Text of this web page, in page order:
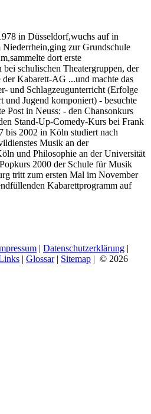
in Düsseldorf,wuchs auf in
zur Grundschule
dort erste
bei schulischen Theatergruppen, der
Kabarett-AG ...und machte das
und Schlagzeugunterricht (Erfolge
und Jugend komponiert) - besuchte
Post in Neuss: - den Chansonkurs
Stand-Up-Comedy-Kurs bei Frank
bis 2002 in Köln studiert nach
Musik an der
und Philosophie an der Universität
2000 der Schule für Musik
tritt zum ersten Mal im November
Kabarettprogramm auf
| Datenschutzerklärung |
| Glossar| Sitemap | © 2026